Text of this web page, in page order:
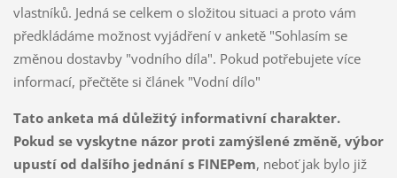
vlastníků. Jedná se celkem o složitou situaci a proto vám
předkládáme možnost vyjádření v anketě "Sohlasím se
změnou dostavby "vodního díla". Pokud potřebujete více
informací, přečtěte si článek "Vodní dílo"
Tato anketa má důležitý informativní charakter.
Pokud se vyskytne názor proti zamýšlené změně, výbor
upustí od dalšího jednání s FINEPem, neboť jak bylo již